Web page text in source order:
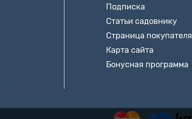
Подписка
Статьи садовнику
Страница покупателя
Карта сайта
Бонусная программа